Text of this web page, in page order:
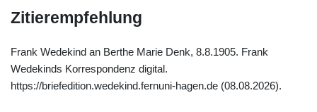
Zitierempfehlung
Frank Wedekind an Berthe Marie Denk, 8.8.1905. Frank
Wedekinds Korrespondenz digital.
https://briefedition.wedekind.fernuni-hagen.de (08.08.2026).